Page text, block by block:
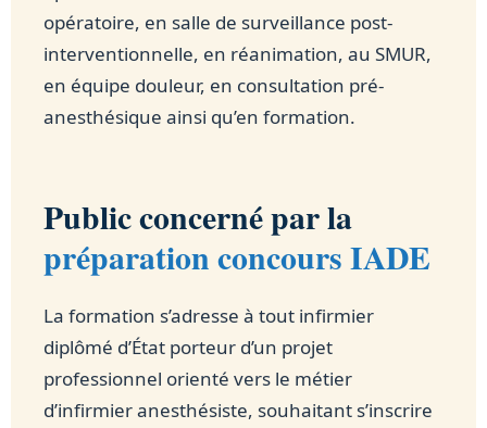
opératoire, en salle de surveillance post-
interventionnelle, en réanimation, au SMUR,
en équipe douleur, en consultation pré-
anesthésique ainsi qu’en formation.
Public concerné par la
préparation concours IADE
La formation s’adresse à tout infirmier
diplômé d’État porteur d’un projet
professionnel orienté vers le métier
d’infirmier anesthésiste, souhaitant s’inscrire